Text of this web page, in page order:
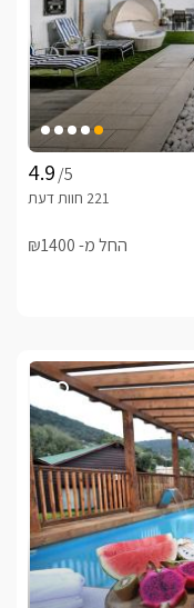
/5
החל מ- ₪1400